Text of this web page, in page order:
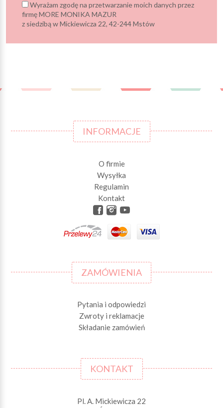
Wyrażam zgodę na przetwarzanie moich danych przez
firmę MORE MONIKA MAZUR
z siedzibą w Mickiewicza 22, 42-244 Mstów
INFORMACJE
O firmie
Wysyłka
Regulamin
Kontakt
ZAMÓWIENIA
Pytania i odpowiedzi
Zwroty i reklamacje
Składanie zamówień
KONTAKT
Pl. A. Mickiewicza 22